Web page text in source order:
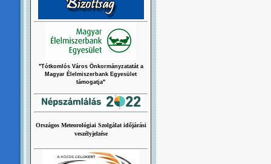
"Tótkomlós Város Önkormányzatatát a
Magyar Élelmiszerbank Egyesület
támogatja"
Országos Meteorológiai Szolgálat időjárási
veszélyjelzése